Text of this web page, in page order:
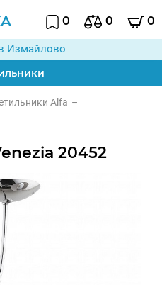
0 0 0
Измайлово
Alfa –
20452